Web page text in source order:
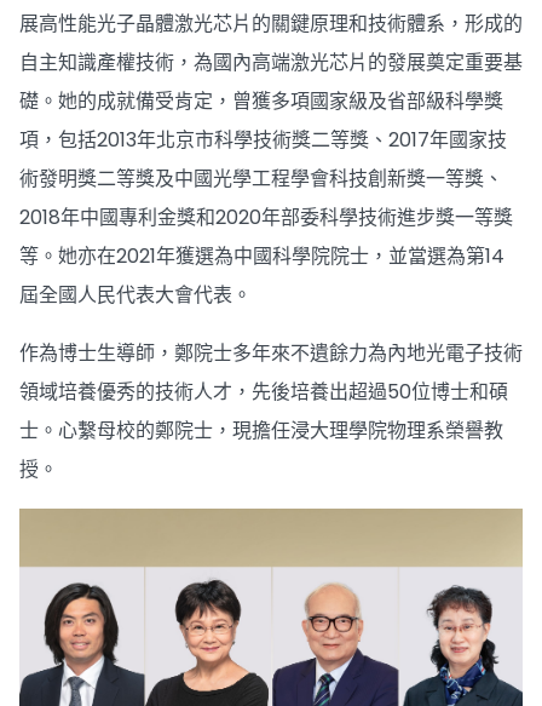
展高性能光子晶體激光芯片的關鍵原理和技術體系，形成的
自主知識產權技術，為國內高端激光芯片的發展奠定重要基
礎。她的成就備受肯定，曾獲多項國家級及省部級科學獎
項，包括2013年北京市科學技術獎二等獎、2017年國家技
術發明獎二等獎及中國光學工程學會科技創新獎一等獎、
2018年中國專利金獎和2020年部委科學技術進步獎一等獎
等。她亦在2021年獲選為中國科學院院士，並當選為第14
屆全國人民代表大會代表。
作為博士生導師，鄭院士多年來不遺餘力為內地光電子技術
領域培養優秀的技術人才，先後培養出超過50位博士和碩
士。心繫母校的鄭院士，現擔任浸大理學院物理系榮譽教
授。